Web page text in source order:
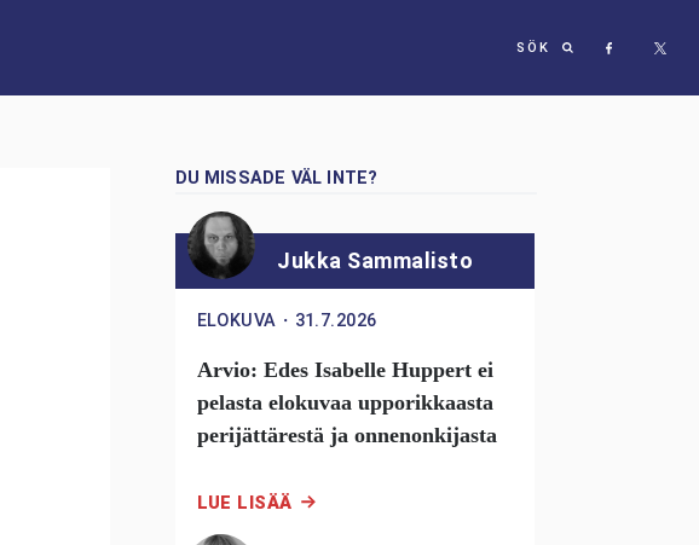
SÖK
DU MISSADE VÄL INTE?
Jukka Sammalisto
ELOKUVA ・ 31.7.2026
Arvio: Edes Isabelle Huppert ei
pelasta elokuvaa upporikkaasta
perijättärestä ja onnenonkijasta
LUE LISÄÄ